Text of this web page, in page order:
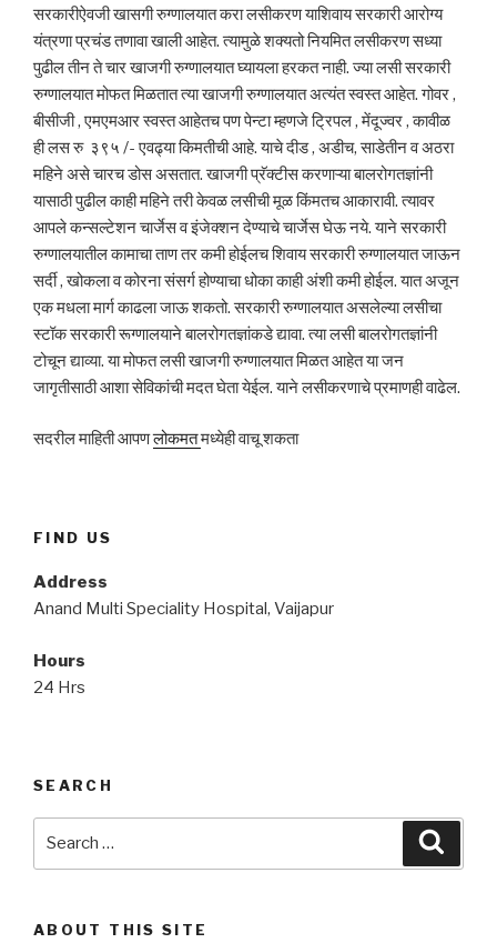
सरकारीऐवजी खासगी रुग्णालयात करा लसीकरण याशिवाय सरकारी आरोग्य
यंत्रणा प्रचंड तणावा खाली आहेत. त्यामुळे शक्यतो नियमित लसीकरण सध्या
पुढील तीन ते चार खाजगी रुग्णालयात घ्यायला हरकत नाही. ज्या लसी सरकारी
रुग्णालयात मोफत मिळतात त्या खाजगी रुग्णालयात अत्यंत स्वस्त आहेत. गोवर ,
बीसीजी , एमएमआर स्वस्त आहेतच पण पेन्टा म्हणजे ट्रिपल , मेंदूज्वर , कावीळ
ही लस रु ३९५ /- एवढ्या किमतीची आहे. याचे दीड , अडीच, साडेतीन व अठरा
महिने असे चारच डोस असतात. खाजगी प्रॅक्टीस करणाऱ्या बालरोगतज्ञांनी
यासाठी पुढील काही महिने तरी केवळ लसीची मूळ किंमतच आकारावी. त्यावर
आपले कन्सल्टेशन चार्जेस व इंजेक्शन देण्याचे चार्जेस घेऊ नये. याने सरकारी
रुग्णालयातील कामाचा ताण तर कमी होईलच शिवाय सरकारी रुग्णालयात जाऊन
सर्दी , खोकला व कोरना संसर्ग होण्याचा धोका काही अंशी कमी होईल. यात अजून
एक मधला मार्ग काढला जाऊ शकतो. सरकारी रुग्णालयात असलेल्या लसीचा
स्टॉक सरकारी रूग्णालयाने बालरोगतज्ञांकडे द्यावा. त्या लसी बालरोगतज्ञांनी
टोचून द्याव्या. या मोफत लसी खाजगी रुग्णालयात मिळत आहेत या जन
जागृतीसाठी आशा सेविकांची मदत घेता येईल. याने लसीकरणाचे प्रमाणही वाढेल.
सदरील माहिती आपणलोकमतमध्येही वाचू शकता
FIND US
Address
Anand Multi Speciality Hospital, Vaijapur
Hours
24 Hrs
SEARCH
ABOUT THIS SITE